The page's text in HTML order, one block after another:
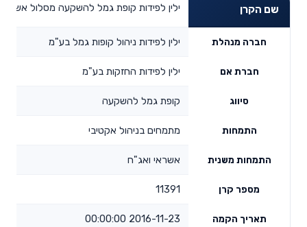
שם הקרן ילין לפידות קופת גמל להשקעה מסלול
חברה מנהלת ילין לפידות ניהול קופות גמל בע"מ
חברת אם ילין לפידות החזקות בע"מ
סיווג קופת גמל להשקעה
התמחות מתמחים בניהול אקטיבי
התמחות משנית אשראי ואג"ח
מספר קרן 11391
תאריך הקמה 2016-11-23 00:00:00